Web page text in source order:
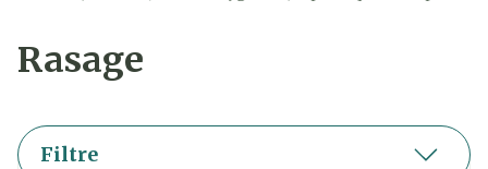
Rasage
Filtre